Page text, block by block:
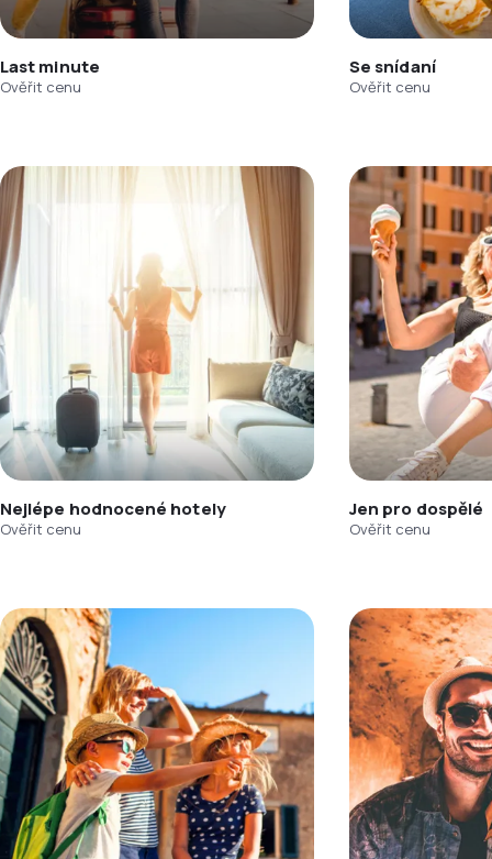
Last minute
Ověřit cenu
Se snídaní
Ověřit cenu
Nejlépe hodnocené hotely
Ověřit cenu
Jen pro dospělé
Ověřit cenu